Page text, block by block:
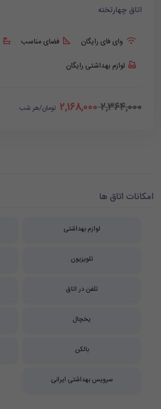
اتاق چهارتخته
وای فای رایگان فضای مناسب
لوازم بهداشتی رایگان
2,364,000
2,168,000 تومان/هر شب
امکانات اتاق ها
لوازم بهداشتی
تلویزیون
تلفن در اتاق
یخچال
بالکن
سرویس بهداشتی ایرانی